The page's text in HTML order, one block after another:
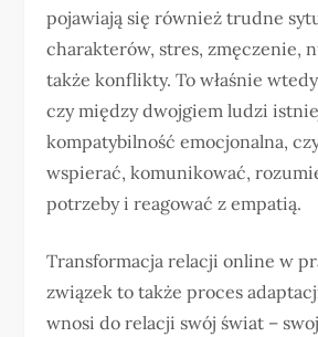
pojawiają się również trudne
charakterów, stres, zmęczenie,
także konflikty. To właśnie
czy między dwojgiem ludzi
kompatybilność emocjonalna,
wspierać, komunikować,
potrzeby i reagować z empatią.
Transformacja relacji online w
związek to także proces
wnosi do relacji swój świat –